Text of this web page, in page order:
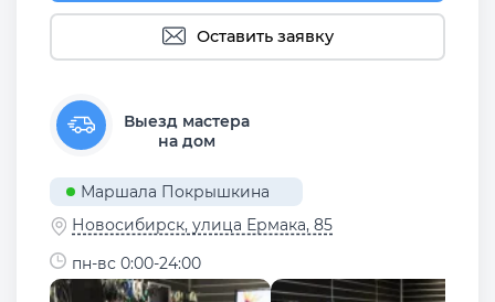
Оставить заявку
Выезд мастера
на дом
Маршала Покрышкина
Новосибирск, улица Ермака, 85
пн-вс 0:00-24:00